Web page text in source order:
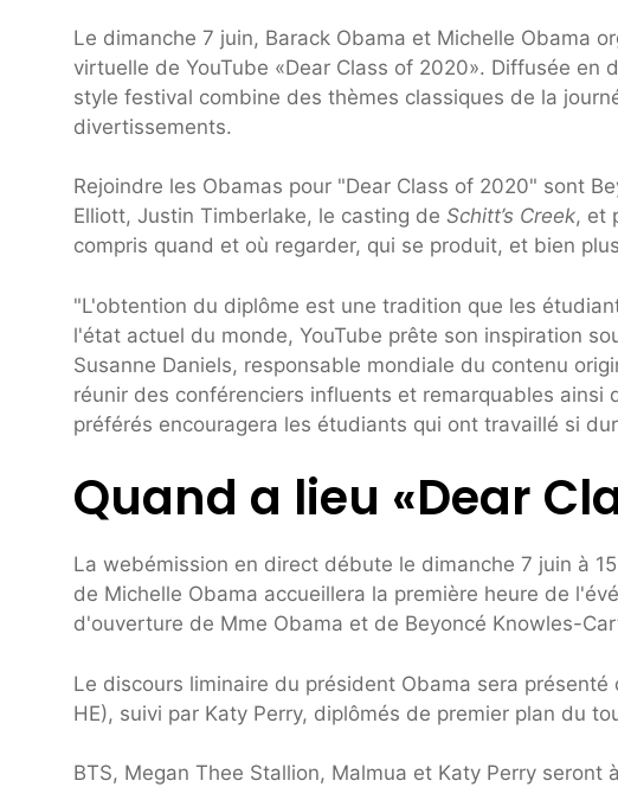
Le dimanche 7 juin, Barack Obama et Michelle Obama
virtuelle de YouTube «Dear Class of 2020». Diffusée
style festival combine des thèmes classiques de la
divertissements.
Rejoindre les Obamas pour "Dear Class of 2020" sont
Elliott, Justin Timberlake, le casting de Schitt’s Creek, et
compris quand et où regarder, qui se produit, et bien
"L'obtention du diplôme est une tradition que les
l'état actuel du monde, YouTube prête son inspiration
Susanne Daniels, responsable mondiale du contenu
réunir des conférenciers influents et remarquables
préférés encouragera les étudiants qui ont travaillé si
Quand a lieu «Dear
La webémission en direct débute le dimanche 7 juin à
de Michelle Obama accueillera la première heure de
d'ouverture de Mme Obama et de Beyoncé Knowles-
Le discours liminaire du président Obama sera
HE), suivi par Katy Perry, diplômés de premier plan du
BTS, Megan Thee Stallion, Malmua et Katy Perry